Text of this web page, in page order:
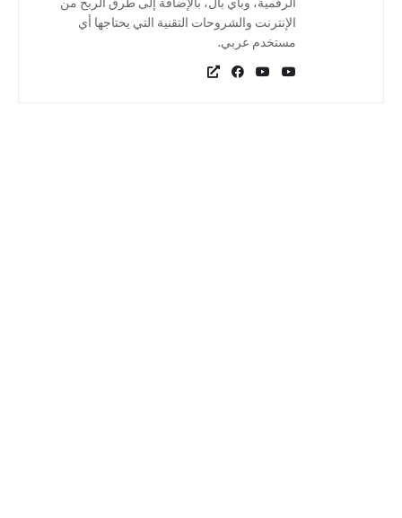
الإنترنت والشروحات التقنية التي يحتاجها أي
مستخدم عربي.